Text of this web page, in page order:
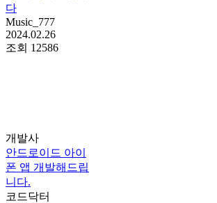
다
Music_777
2024.02.26
조회 12586
개발사
안드로이드 아이
폰 앱 개발해드립
니다.
코드닥터